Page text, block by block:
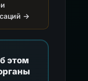
→
этом